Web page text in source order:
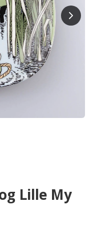
Lille My